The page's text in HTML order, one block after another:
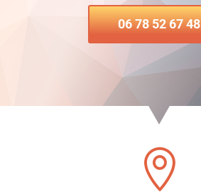
06 78 52 67 48
